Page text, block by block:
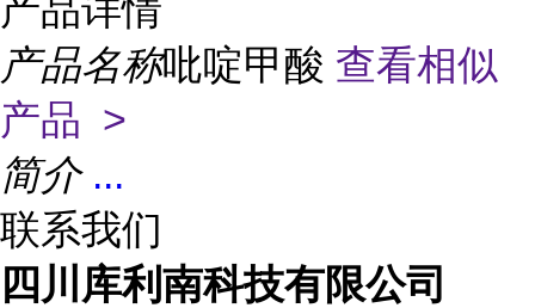
产品详情
产品名称吡啶甲酸 查看相似
产品 >
简介 ...
联系我们
四川库利南科技有限公司